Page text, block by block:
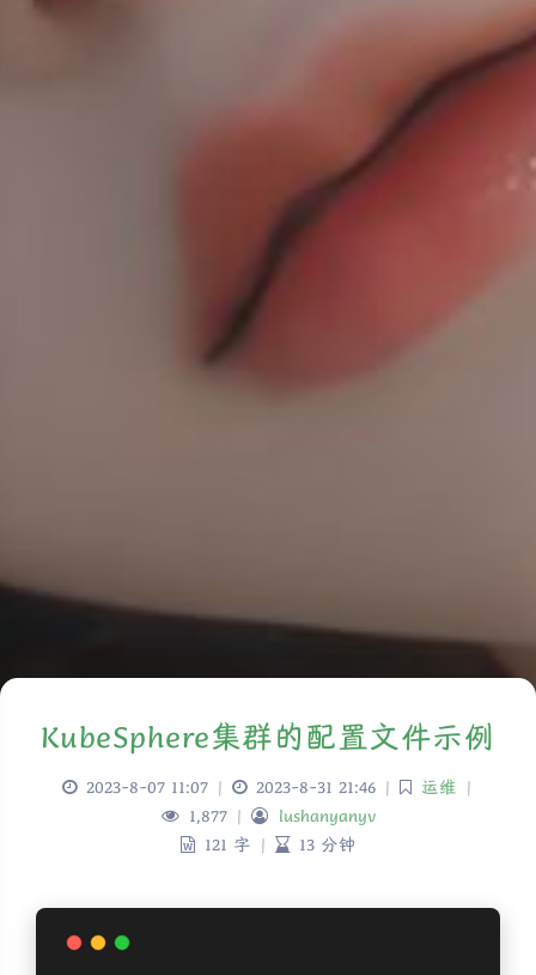
KubeSphere集群的配置文件示例
2023-8-07 11:07 | 2023-8-31 21:46 | 运维 |
1,877 |
lushanyanyv
121 字 | 13 分钟